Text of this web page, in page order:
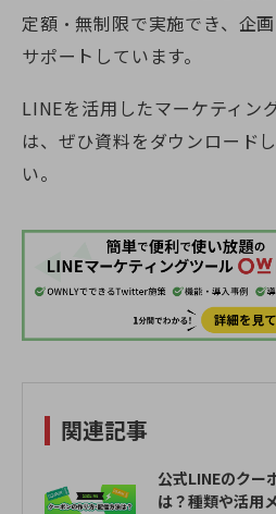
定額・無制限で実施でき、企
サポートしています。
LINEを活用したマーケティン
は、ぜひ資料をダウンロード
い。
関連記事
公式LINEのクー
は？種類や活用